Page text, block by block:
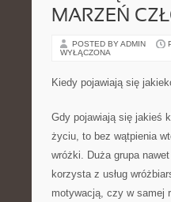
MARZEŃ
POSTED BY ADMIN
WYŁĄCZONA
Kiedy pojawiają się
Gdy pojawiają się jakieś
życiu, to bez wątpienia
wróżki. Duża grupa
korzysta z usług
motywacją, czy w samej